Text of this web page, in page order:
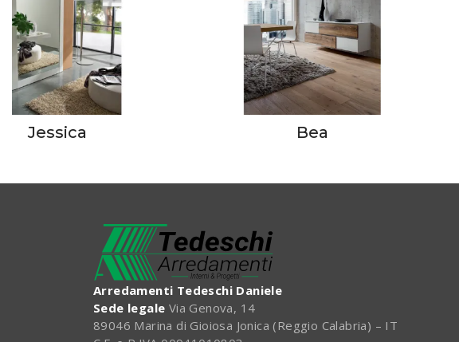
Jessica Bea
Arredamenti Tedeschi Daniele
Sede legale Via Genova, 14
89046 Marina di Gioiosa Jonica (Reggio Calabria) – IT